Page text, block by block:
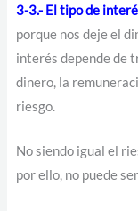
3-3.- El tipo de
porque nos deje el
interés depende de
dinero, la
riesgo.
No siendo igual el
por ello, no puede